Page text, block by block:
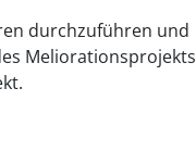
durchzuführen und
Meliorationsprojekts